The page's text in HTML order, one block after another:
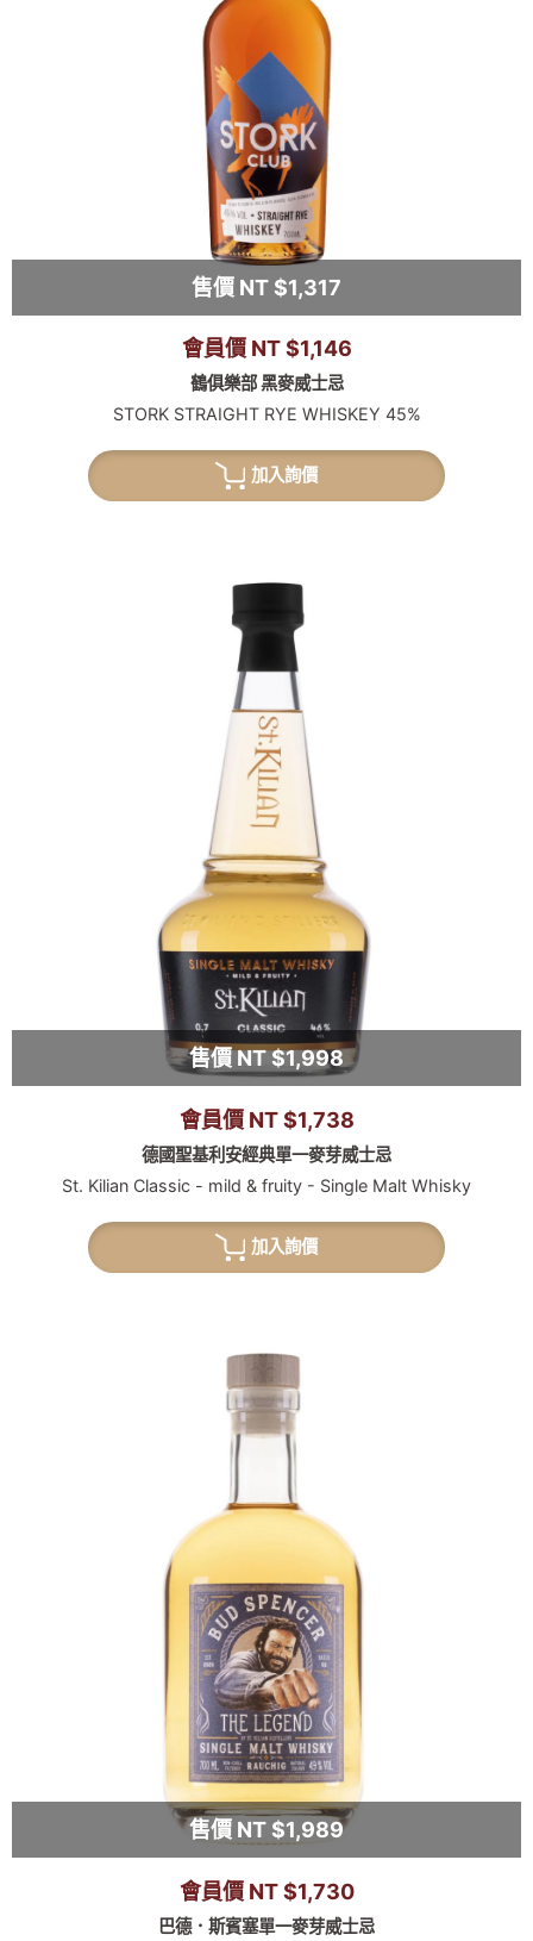
售價 NT $1,317
會員價 NT $1,146
鶴俱樂部 黑麥威士忌
STORK STRAIGHT RYE WHISKEY 45%
加入詢價
售價 NT $1,998
會員價 NT $1,738
德國聖基利安經典單一麥芽威士忌
St. Kilian Classic - mild & fruity - Single Malt Whisky
加入詢價
售價 NT $1,989
會員價 NT $1,730
巴德．斯賓塞單一麥芽威士忌